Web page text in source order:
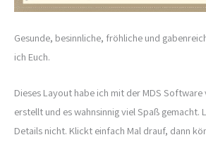
Gesunde, besinnliche, fröhliche und
ich Euch.
Dieses Layout habe ich mit der MDS Software
erstellt und es wahnsinnig viel Spaß gemacht.
Details nicht. Klickt einfach Mal drauf, dann